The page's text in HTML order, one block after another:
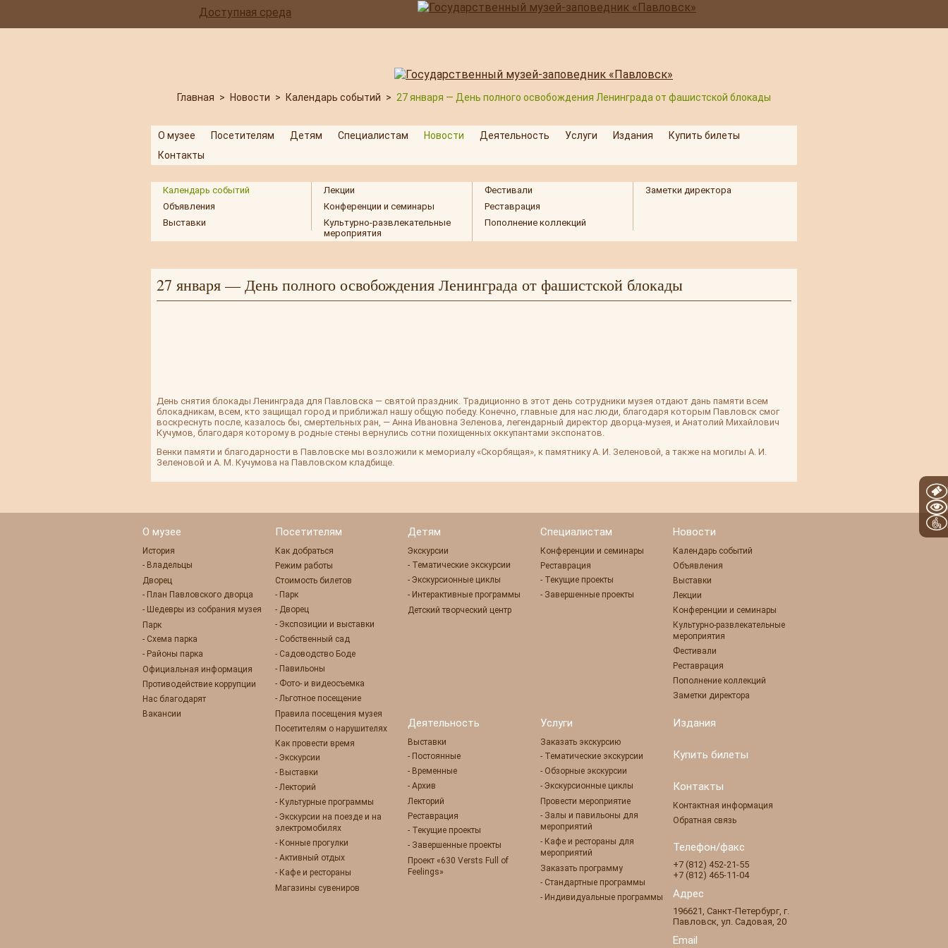
Доступная среда
Главная > Новости > Календарь событий > 27 января — День полного освобождения Ленинграда от фашистской блокады
О музее Посетителям Детям Специалистам Новости Деятельность Услуги Издания
Купить билеты
Контакты
Календарь событий
Объявления
Выставки
Лекции
Конференции и семинары
Культурно-развлекательные
мероприятия
Фестивали
Реставрация
Пополнение коллекций
Заметки директора
27 января — День полного освобождения Ленинграда от фашистской блокады
День снятия блокады Ленинграда для Павловска — святой праздник. Традиционно в этот день сотрудники музея отдают дань памяти всем
блокадникам, всем, кто защищал город и приближал нашу общую победу. Конечно, главные для нас люди, благодаря которым Павловск смог
воскреснуть после, казалось бы, смертельных ран, — Анна Ивановна Зеленова, легендарный директор дворца-музея, и Анатолий Михайлович
Кучумов, благодаря которому в родные стены вернулись сотни похищенных оккупантами экспонатов.
Венки памяти и благодарности в Павловске мы возложили к мемориалу «Скорбящая», к памятнику А. И. Зеленовой, а также на могилы А. И.
Зеленовой и А. М. Кучумова на Павловском кладбище.
О музее
История
- Владельцы
Дворец
- План Павловского дворца
- Шедевры из собрания музея
Парк
- Схема парка
- Районы парка
Официальная информация
Противодействие коррупции
Нас благодарят
Вакансии
Посетителям
Как добраться
Режим работы
Стоимость билетов
- Парк
- Дворец
- Экспозиции и выставки
- Собственный сад
- Садоводство Боде
- Павильоны
- Фото- и видеосъемка
- Льготное посещение
Правила посещения музея
Посетителям о нарушителях
Как провести время
- Экскурсии
- Выставки
- Лекторий
- Культурные программы
- Экскурсии на поезде и на
электромобилях
- Конные прогулки
- Активный отдых
- Кафе и рестораны
Магазины сувениров
Детям
Экскурсии
- Тематические экскурсии
- Экскурсионные циклы
- Интерактивные программы
Детский творческий центр
Специалистам
Конференции и семинары
Реставрация
- Текущие проекты
- Завершенные проекты
Новости
Календарь событий
Объявления
Выставки
Лекции
Конференции и семинары
Культурно-развлекательные
мероприятия
Фестивали
Реставрация
Пополнение коллекций
Заметки директора
Деятельность
Выставки
- Постоянные
- Временные
- Архив
Лекторий
Реставрация
- Текущие проекты
- Завершенные проекты
Проект «630 Versts Full of
Feelings»
Услуги
Заказать экскурсию
- Тематические экскурсии
- Обзорные экскурсии
- Экскурсионные циклы
Провести мероприятие
- Залы и павильоны для
мероприятий
- Кафе и рестораны для
мероприятий
Заказать программу
- Стандартные программы
- Индивидуальные программы
Издания
Купить билеты
Контакты
Контактная информация
Обратная связь
Телефон/факс
+7 (812) 452-21-55
+7 (812) 465-11-04
Адрес
196621 Санкт-Петербург г.
Павловск ул. Садовая, 20
Email